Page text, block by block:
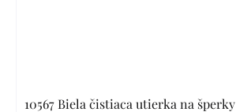
10567 Biela čistiaca utierka na šperky